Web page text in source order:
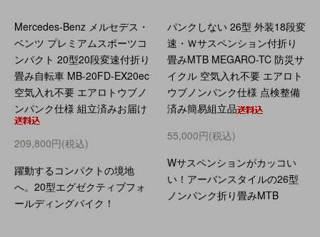
Mercedes-Benz メルセデス・
ベンツ プレミアムスポーツコ
ンパクト 20型20段変速付折り
畳み自転車 MB-20FD-EX20ec
空気入れ不要 エアロトウブノ
ンパンク仕様 組立済みお届け
209,800円(税込)
躍動するコンパクトの境地
へ。20型エグゼクティブフォ
ールディングバイク！
パンクしない 26型 外装18段変
速・Ｗサスペンション付折り
畳みMTB MEGARO-TC 防災サ
イクル 空気入れ不要 エアロト
ウブノンパンク仕様 点検整備
済み簡易組立品
55,000円(税込)
Wサスペンションがカッコい
い！アーバンスタイルの26型
ノンパンク折り畳みMTB